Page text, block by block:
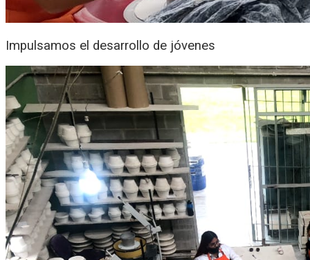
Impulsamos el desarrollo de jóvenes